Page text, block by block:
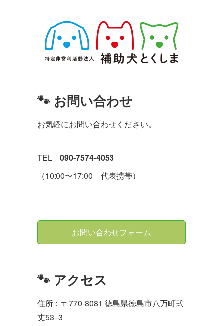
🐾 お問い合わせ
お気軽にお問い合わせください。
TEL： 090-7574-4053
（10:00〜17:00 代表携帯）
お問い合わせフォーム
🐾 アクセス
住所：〒770-8081 徳島県徳島市八万町弐
丈53−3